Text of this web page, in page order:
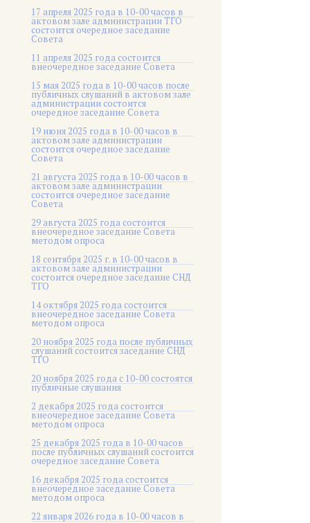
17 апреля 2025 года в 10-00 часов в
актовом зале администрации ТГО
состоится очередное заседание
Совета
11 апреля 2025 года состоится
внеочередное заседание Совета
15 мая 2025 года в 10-00 часов после
публичных слушаний в актовом зале
администрации состоится
очередное заседание Совета
19 июня 2025 года в 10-00 часов в
актовом зале администрации
состоится очередное заседание
Совета
21 августа 2025 года в 10-00 часов в
актовом зале администрации
состоится очередное заседание
Совета
29 августа 2025 года состоится
внеочередное заседание Совета
методом опроса
18 сентября 2025 г. в 10-00 часов в
актовом зале администрации
состоится очередное заседание СНД
ТГО
14 октября 2025 года состоится
внеочередное заседание Совета
методом опроса
20 ноября 2025 года после публичных
слушаний состоится заседание СНД
ТГО
20 ноября 2025 года c 10-00 состоятся
публичные слушания
2 декабря 2025 года состоится
внеочередное заседание Совета
методом опроса
25 декабря 2025 года в 10-00 часов
после публичных слушаний состоится
очередное заседание Совета
16 декабря 2025 года состоится
внеочередное заседание Совета
методом опроса
22 января 2026 года в 10-00 часов в